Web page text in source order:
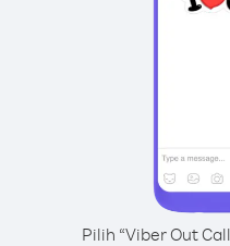
Pilih “Viber Out